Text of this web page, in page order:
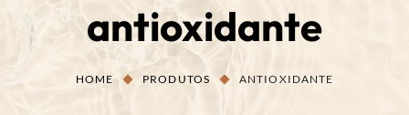
antioxidante
HOME PRODUTOS ANTIOXIDANTE